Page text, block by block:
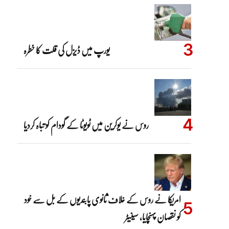
یورپ میں ڈیزل کی قلت کا خطرہ
روس نے یوکرین میں ٹویوٹا کے گودام کو تباہ کردیا
امریکا نے روس کے خلاف ثانوی پابندیوں کے بل سے خود
کو نقصان پہنچایا، سینیٹر